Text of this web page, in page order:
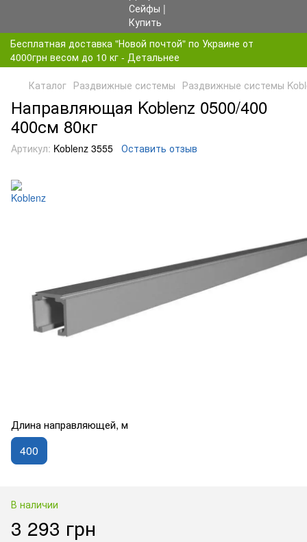
Бесплатная доставка "Новой почтой" по Украине от
4000грн весом до 10 кг - Детальнее
Каталог Раздвижные системы Раздвижные системы
Направляющая Koblenz 0500/400
400см 80кг
Артикул: Koblenz 3555 Оставить отзыв
Длина направляющей, м
400
В наличии
3 293 грн